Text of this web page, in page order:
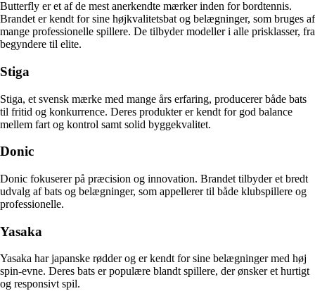
Butterfly er et af de mest anerkendte mærker inden for bordtennis.
Brandet er kendt for sine højkvalitetsbat og belægninger, som bruges af
mange professionelle spillere. De tilbyder modeller i alle prisklasser, fra
begyndere til elite.
Stiga
Stiga, et svensk mærke med mange års erfaring, producerer både bats
til fritid og konkurrence. Deres produkter er kendt for god balance
mellem fart og kontrol samt solid byggekvalitet.
Donic
Donic fokuserer på præcision og innovation. Brandet tilbyder et bredt
udvalg af bats og belægninger, som appellerer til både klubspillere og
professionelle.
Yasaka
Yasaka har japanske rødder og er kendt for sine belægninger med høj
spin-evne. Deres bats er populære blandt spillere, der ønsker et hurtigt
og responsivt spil.